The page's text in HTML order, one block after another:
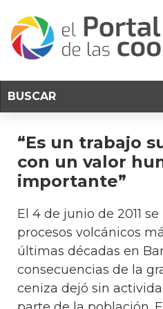
“Es un trabajo
con un valor
importante”
El 4 de junio de 2011
procesos volcánicos
últimas décadas en
consecuencias de la
ceniza dejó sin